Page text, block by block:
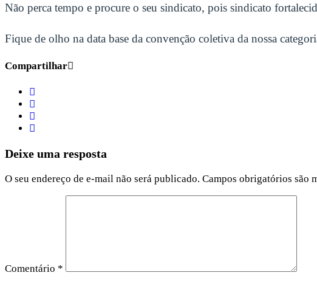
Não perca tempo e procure o seu sindicato, pois sindicato
Fique de olho na data base da convenção coletiva da nossa
Compartilhar
Deixe uma resposta
O seu endereço de e-mail não será publicado. Campos obrigatórios são
Comentário *